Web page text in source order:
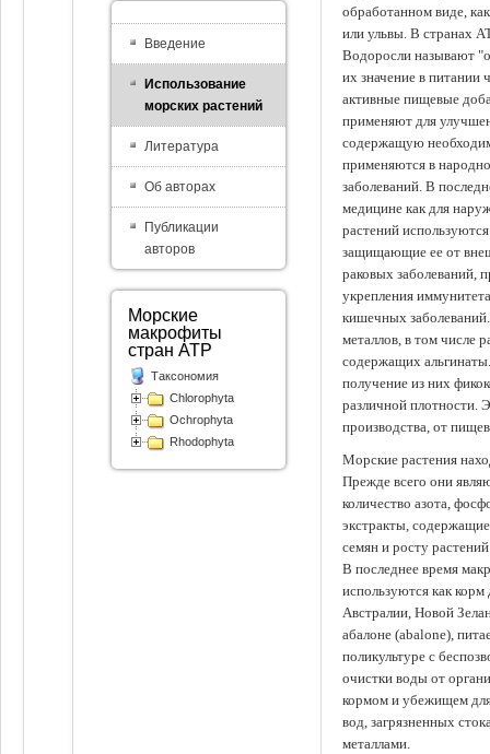
обработанном виде,
или ульвы. В странах
Водоросли называют
их значение в питании
активные пищевые
применяют для
содержащую
применяются в
заболеваний. В
медицине как для
растений
защищающие ее от
раковых заболеваний,
укрепления
кишечных
металлов, в том числе
содержащих
получение из них
различной плотности.
производства, от
Морские растения
Прежде всего они
количество азота,
экстракты,
семян и росту
В последнее время
используются как
Австралии, Новой
абалоне (abalone),
поликультуре с
очистки воды от
кормом и убежищем
вод, загрязненных
металлами.
Введение
Использование
морских растений
Литература
Об авторах
Публикации
авторов
Морские
макрофиты
стран АТР
Таксономия
Chlorophyta
Ochrophyta
Rhodophyta